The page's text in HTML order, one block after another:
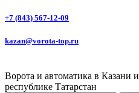
+7 (843) 567-12-09
kazan@vorota-top.ru
Ворота и автоматика в Казани и
республике Татарстан